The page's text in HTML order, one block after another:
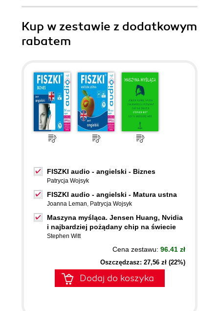
Kup w zestawie z dodatkowym
rabatem
FISZKI audio - angielski - Biznes
Patrycja Wojsyk
FISZKI audio - angielski - Matura ustna
Joanna Leman, Patrycja Wojsyk
Maszyna myśląca. Jensen Huang, Nvidia
i najbardziej pożądany chip na świecie
Stephen Witt
Cena zestawu: 96.41 zł
Oszczędzasz: 27,56 zł (22%)
Dodaj do koszyka